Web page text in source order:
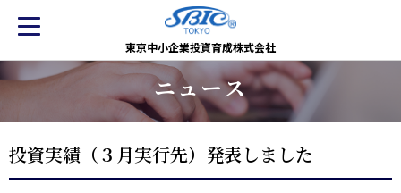
東京中小企業投資育成株式会社
ニュース
投資実績（３月実行先）発表しました